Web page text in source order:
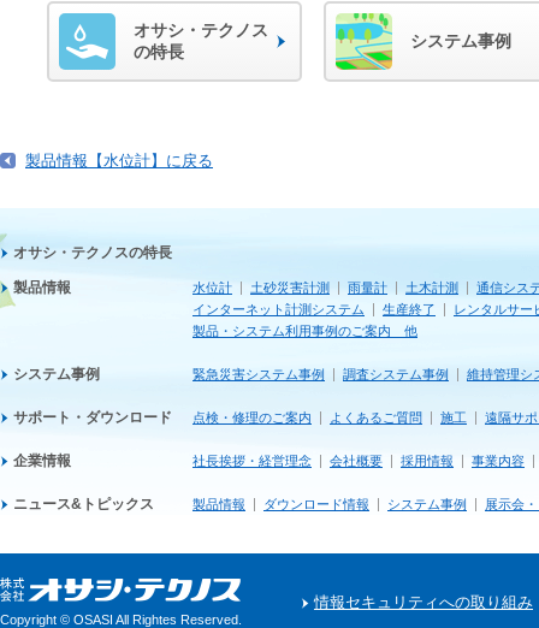
オサシ・テクノス
の特長
システム事例
製品情報【水位計】に戻る
オサシ・テクノスの特長
製品情報 水位計 土砂災害計測 雨量計 土木計測
通信シス
インターネット計測システム
生産終了
レンタルサー
製品・システム利用事例のご案内 他
システム事例 緊急災害システム事例 調査システム事例 維持管理シ
サポート・ダウンロード 点検・修理のご案内 よくあるご質問 施工 遠隔サ
企業情報 社長挨拶・経営理念 会社概要 採用情報 事業内容
ニュース&トピックス 製品情報 ダウンロード情報 システム事例 展示会
Copyright © OSASI All Rightes Reserved.
情報セキュリティへの取り組み